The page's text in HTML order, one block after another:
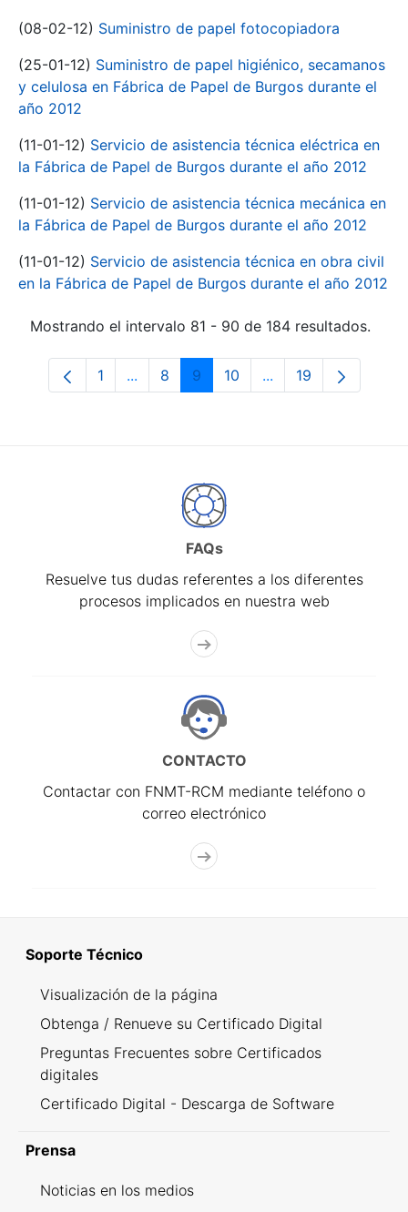
(08-02-12) Suministro de papel fotocopiadora
(25-01-12) Suministro de papel higiénico, secamanos
y celulosa en Fábrica de Papel de Burgos durante el
año 2012
(11-01-12) Servicio de asistencia técnica eléctrica en
la Fábrica de Papel de Burgos durante el año 2012
(11-01-12) Servicio de asistencia técnica mecánica en
la Fábrica de Papel de Burgos durante el año 2012
(11-01-12) Servicio de asistencia técnica en obra civil
en la Fábrica de Papel de Burgos durante el año 2012
Mostrando el intervalo 81 - 90 de 184 resultados.
Página
1 ...Páginas intermedias Use TAB para
Página
8 Página
9 Página
10 ...PáginasPágina
19
FAQs
Resuelve tus dudas referentes a los diferentes
procesos implicados en nuestra web
CONTACTO
Contactar con FNMT-RCM mediante teléfono o
correo electrónico
Soporte Técnico
Visualización de la página
Obtenga / Renueve su Certificado Digital
Preguntas Frecuentes sobre Certificados
digitales
Certificado Digital - Descarga de Software
Prensa
Noticias en los medios